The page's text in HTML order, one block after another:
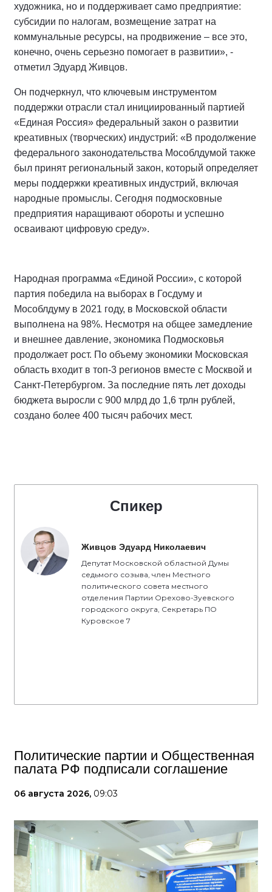
художника, но и поддерживает само предприятие:
субсидии по налогам, возмещение затрат на
коммунальные ресурсы, на продвижение – все это,
конечно, очень серьезно помогает в развитии», -
отметил Эдуард Живцов.
Он подчеркнул, что ключевым инструментом
поддержки отрасли стал инициированный партией
«Единая Россия» федеральный закон о развитии
креативных (творческих) индустрий: «В продолжение
федерального законодательства Мособлдумой также
был принят региональный закон, который определяет
меры поддержки креативных индустрий, включая
народные промыслы. Сегодня подмосковные
предприятия наращивают обороты и успешно
осваивают цифровую среду».
Народная программа «Единой России», с которой
партия победила на выборах в Госдуму и
Мособлдуму в 2021 году, в Московской области
выполнена на 98%. Несмотря на общее замедление
и внешнее давление, экономика Подмосковья
продолжает рост. По объему экономики Московская
область входит в топ-3 регионов вместе с Москвой и
Санкт-Петербургом. За последние пять лет доходы
бюджета выросли с 900 млрд до 1,6 трлн рублей,
создано более 400 тысяч рабочих мест.
Спикер
Живцов Эдуард Николаевич
Депутат Московской областной Думы
седьмого созыва, член Местного
политического совета местного
отделения Партии Орехово-Зуевского
городского округа, Секретарь ПО
Куровское 7
Политические партии и Общественная
палата РФ подписали соглашение
06 августа 2026, 09:03